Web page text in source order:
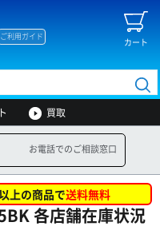
カート
ご利用ガイド
買取
お電話でのご相談窓口
上の商品で送料無料
各店舗在庫状況